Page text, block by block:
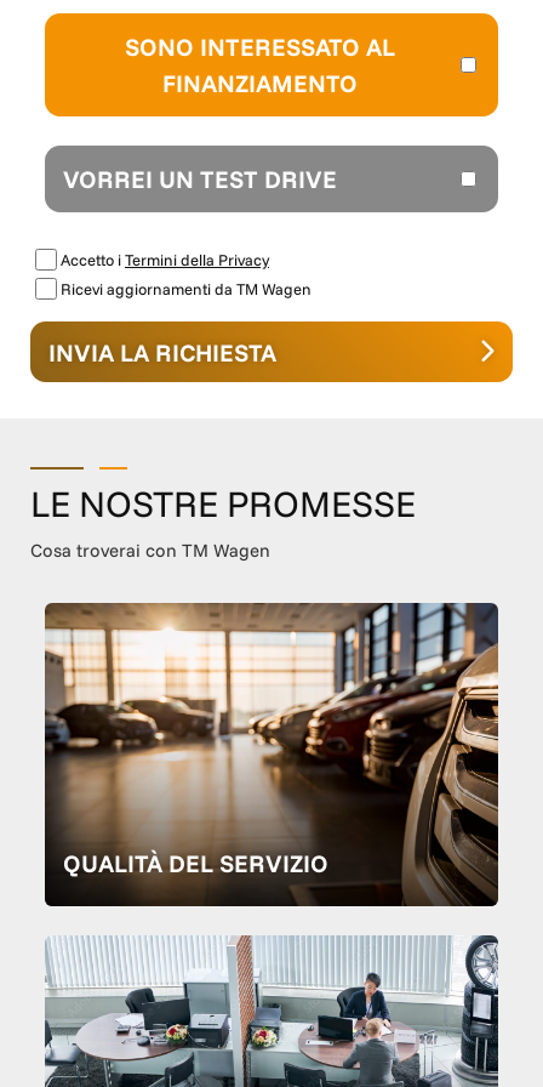
SONO INTERESSATO AL
FINANZIAMENTO
VORREI UN TEST DRIVE
Accetto iTermini della Privacy
Ricevi aggiornamenti da TM Wagen
INVIA LA RICHIESTA
LE NOSTRE PROMESSE
Cosa troverai con TM Wagen
QUALITÀ DEL SERVIZIO